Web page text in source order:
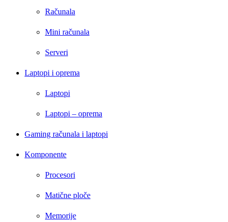
Računala
Mini računala
Serveri
Laptopi i oprema
Laptopi
Laptopi – oprema
Gaming računala i laptopi
Komponente
Procesori
Matične ploče
Memorije